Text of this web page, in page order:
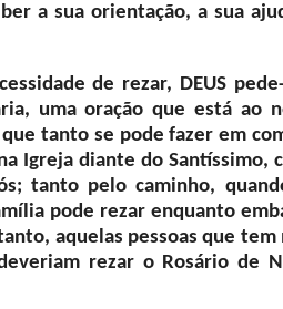
a sua orientação, a sua
de rezar, DEUS
uma oração que está ao
tanto se pode fazer em
Igreja diante do Santíssimo,
tanto pelo caminho,
pode rezar enquanto
aquelas pessoas que tem
rezar o Rosário de